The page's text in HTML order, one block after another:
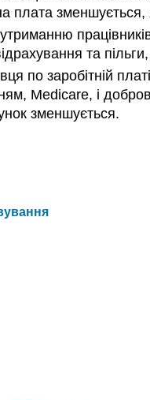
плата зменшується,
утриманню
та
по заробітній
Medicare, і
зменшується.